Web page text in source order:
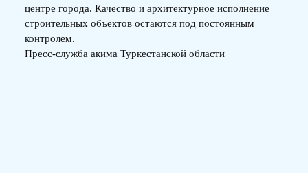
центре города. Качество и архитектурное исполнение
строительных объектов остаются под постоянным
контролем.
Пресс-служба акима Туркестанской области